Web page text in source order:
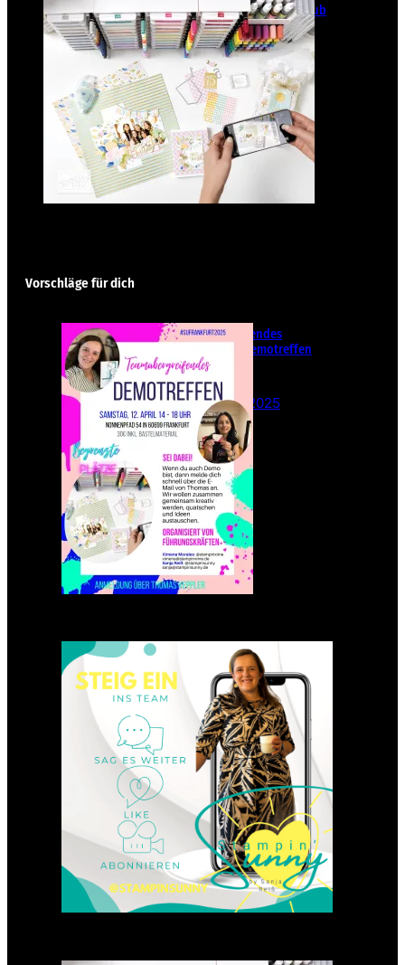
GANZ NEU: Scrapbooking Club
2025
21. Januar 2025
Vorschläge für dich
Teamübergreifendes
Stampin‘ Up! Demotreffen
– Sei dabei!
26. Februar 2025
Einsteigen 2025 im Team
Stampin‘ Sunny
23. Januar 2025